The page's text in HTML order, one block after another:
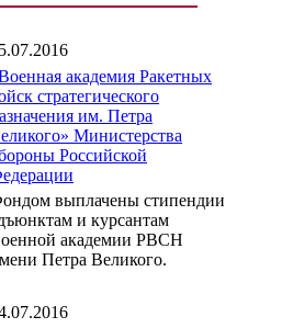
академия Ракетных
стратегического
им. Петра
Министерства
Российской
выплачены стипендии
и курсантам
академии РВСН
Петра Великого.